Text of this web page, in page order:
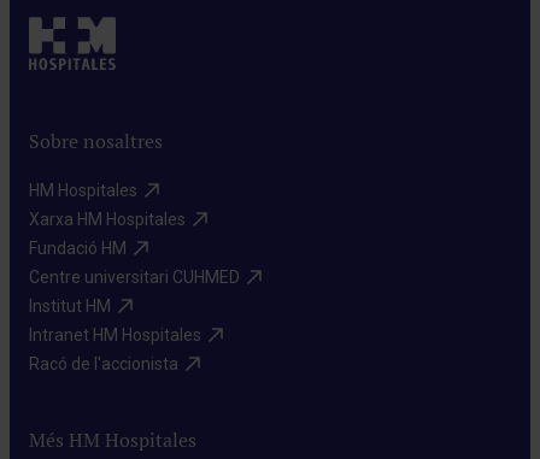
Sobre nosaltres
HM Hospitales​
Xarxa HM Hospitales​
Fundació HM​
Centre universitari CUHMED​
Institut HM​
Intranet HM Hospitales​
Racó de l'accionista​
Més HM Hospitales